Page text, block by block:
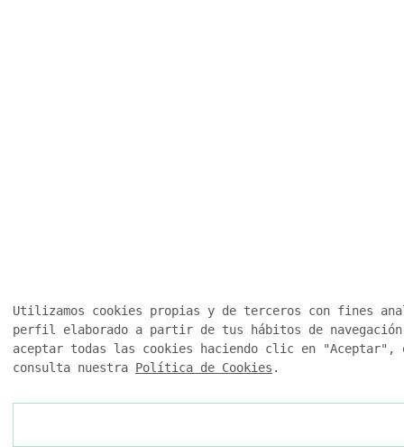
Utilizamos cookies propias y de terceros con fines
perfil elaborado a partir de tus hábitos de
aceptar todas las cookies haciendo clic en "Aceptar",
consulta nuestra Política de Cookies .